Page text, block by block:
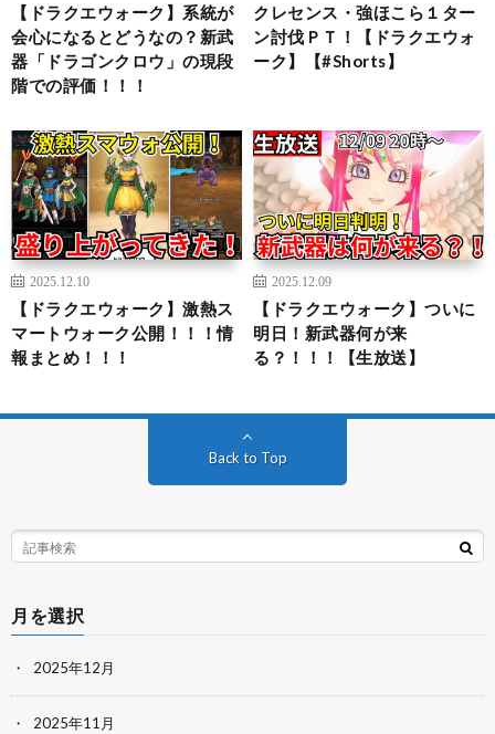
【ドラクエウォーク】系統が
会心になるとどうなの？新武
器「ドラゴンクロウ」の現段
階での評価！！！
クレセンス・強ほこら１ター
ン討伐ＰＴ！【ドラクエウォ
ーク】【#Shorts】
2025.12.10
【ドラクエウォーク】激熱ス
マートウォーク公開！！！情
報まとめ！！！
2025.12.09
【ドラクエウォーク】ついに
明日！新武器何が来
る？！！！【生放送】
Back to Top
月を選択
2025年12月
2025年11月